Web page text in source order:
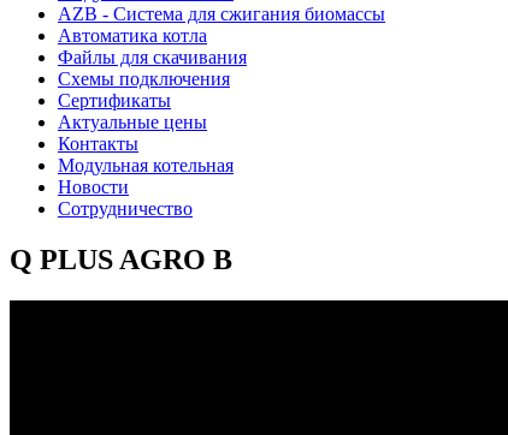
AZB - Система для сжигания биомассы
Автоматика котла
Файлы для скачивания
Схемы подключения
Сертификаты
Актуальные цены
Контакты
Модульная котельная
Новости
Сотрудничество
Q PLUS AGRO B